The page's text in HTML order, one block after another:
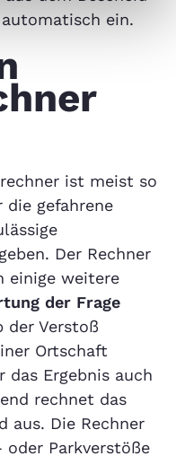
ein.
ist meist so
die gefahrene
Der Rechner
einige weitere
der Frage
der Verstoß
Ortschaft
Ergebnis auch
rechnet das
aus. Die Rechner
Parkverstöße